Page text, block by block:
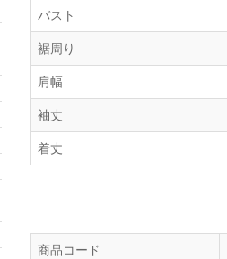
バスト
裾周り
肩幅
袖丈
着丈
商品コード